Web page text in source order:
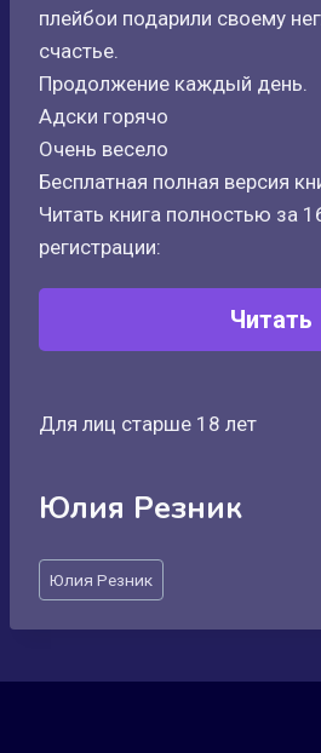
плейбои подарили своему
счастье.
Продолжение каждый день.
Адски горячо
Очень весело
Бесплатная полная версия
Читать книга полностью за
регистрации:
Читать
Для лиц старше 18 лет
Юлия Резник
Метки
записи:
Юлия Резник